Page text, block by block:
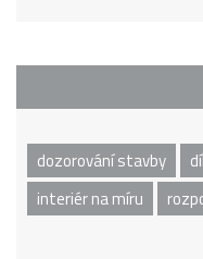
dozorování stavby
interiér na míru